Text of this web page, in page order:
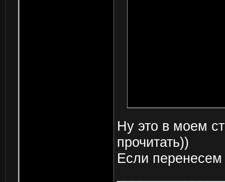
Ну это в моем
прочитать))
Если